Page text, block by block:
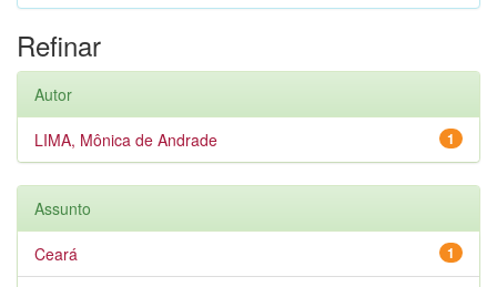
Refinar
Autor
1
LIMA, Mônica de Andrade
Assunto
1
Ceará